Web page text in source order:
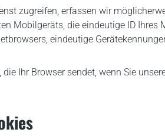
zugreifen, erfassen wir
Mobilgeräts, die eindeutige ID
eindeutige
Ihr Browser sendet, wenn Sie